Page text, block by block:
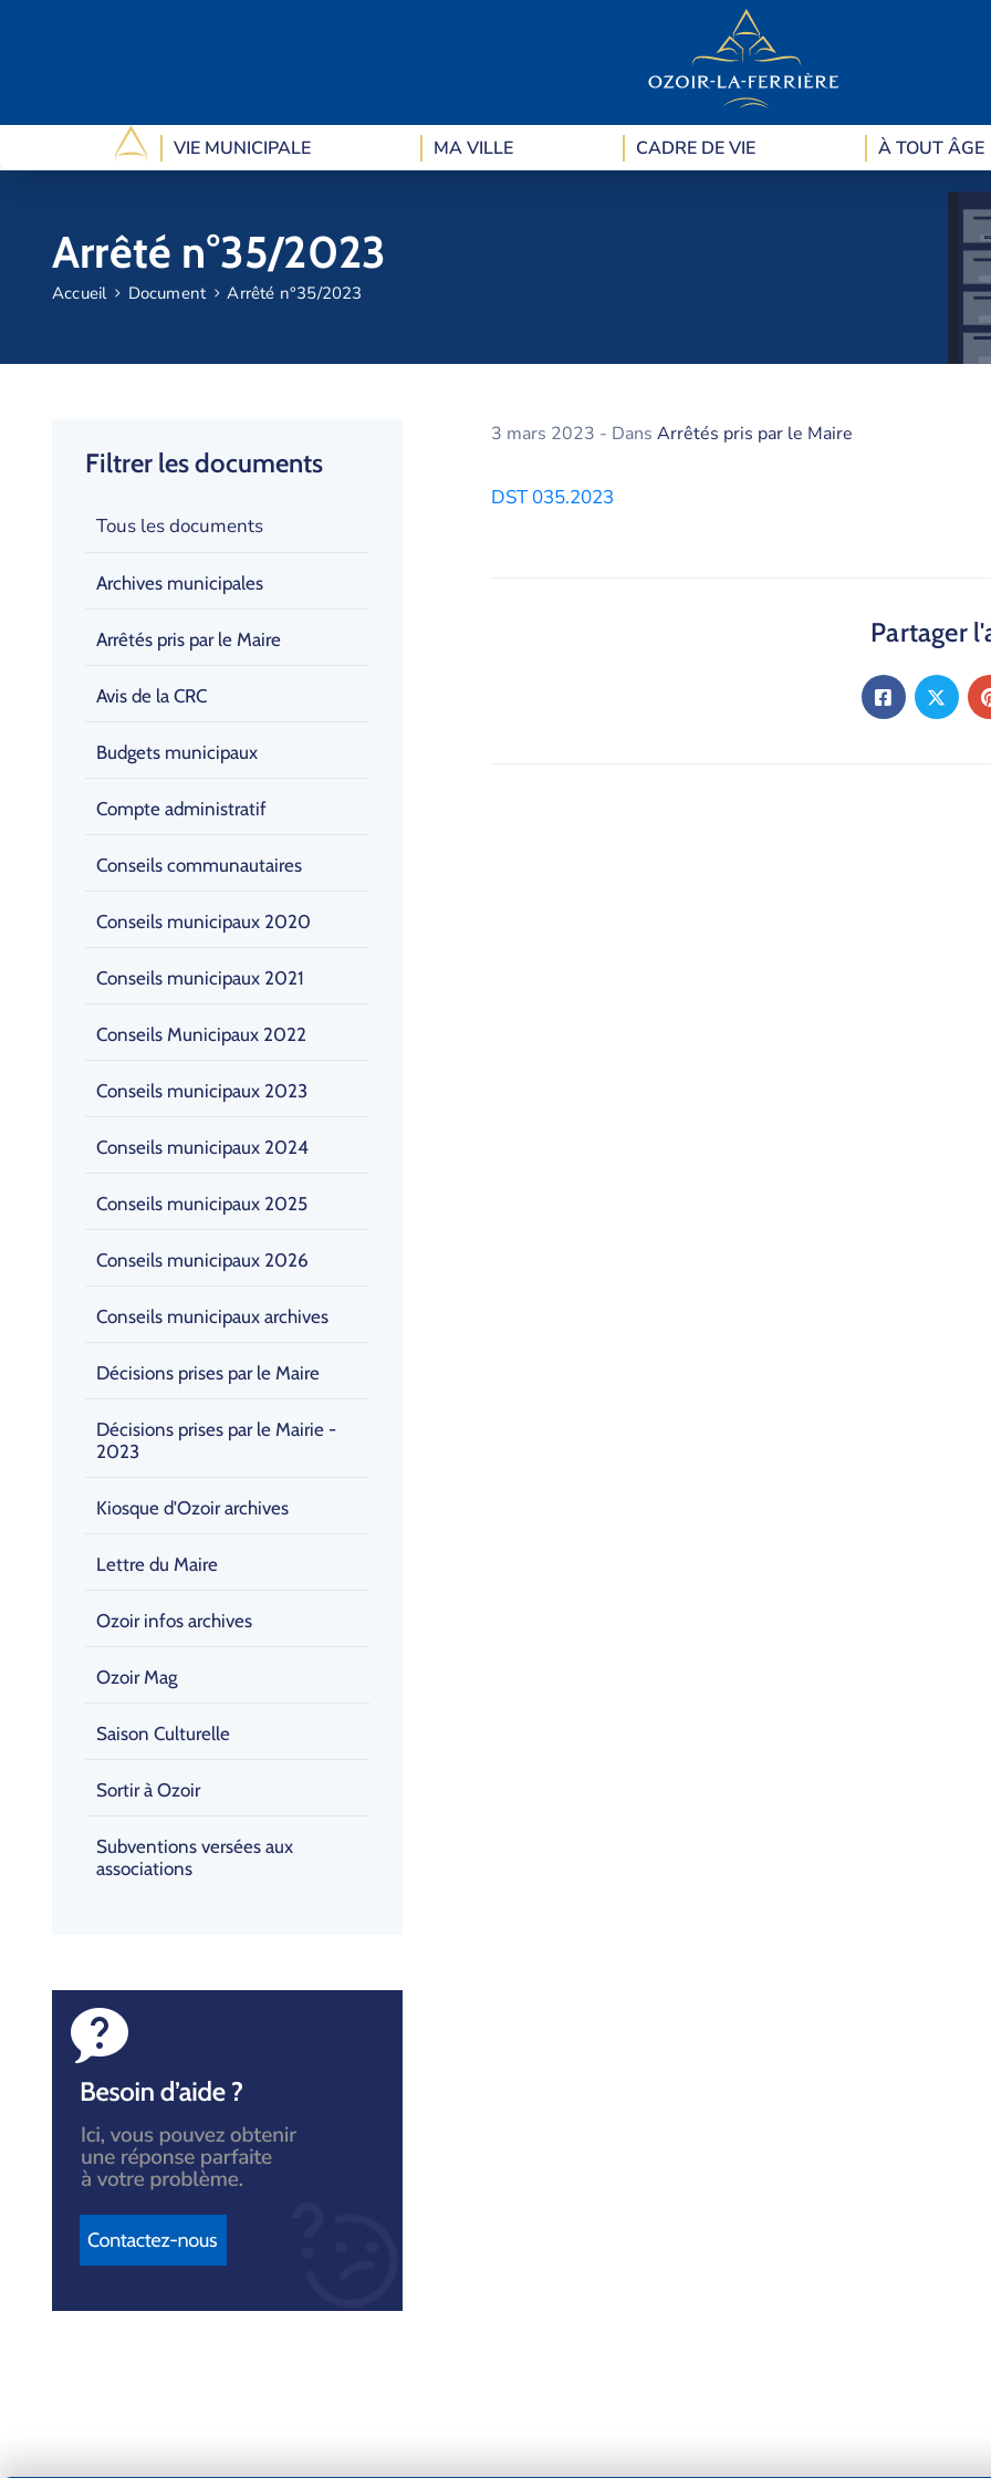
VIE MUNICIPALE MA VILLE CADRE DE VIE À TOUT ÂGE
Arrêté n°35/2023
Accueil Document Arrêté n°35/2023
Filtrer les documents
Tous les documents
Archives municipales
Arrêtés pris par le Maire
Avis de la CRC
Budgets municipaux
Compte administratif
Conseils communautaires
Conseils municipaux 2020
Conseils municipaux 2021
Conseils Municipaux 2022
Conseils municipaux 2023
Conseils municipaux 2024
Conseils municipaux 2025
Conseils municipaux 2026
Conseils municipaux archives
Décisions prises par le Maire
Décisions prises par le Mairie -
2023
Kiosque d'Ozoir archives
Lettre du Maire
Ozoir infos archives
Ozoir Mag
Saison Culturelle
Sortir à Ozoir
Subventions versées aux
associations
3 mars 2023 - Dans Arrêtés pris par le Maire
DST 035.2023
Partager